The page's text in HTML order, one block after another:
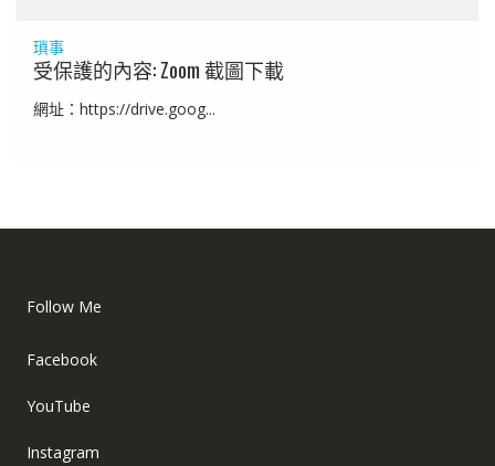
瑣事
受保護的內容: Zoom 截圖下載
網址：https://drive.goog...
Follow Me
Facebook
YouTube
Instagram